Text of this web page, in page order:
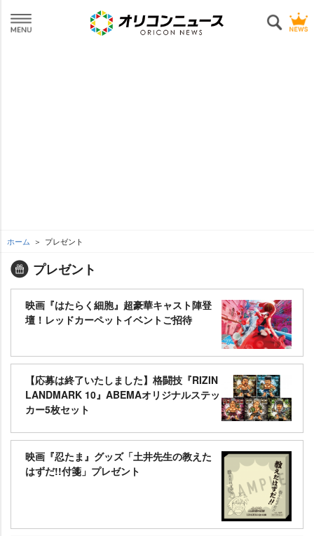
ホーム プレゼント
プレゼント
映画『はたらく細胞』超豪華キャスト陣登
壇！レッドカーペットイベントご招待
【応募は終了いたしました】格闘技『RIZIN
LANDMARK 10』ABEMAオリジナルステッ
カー5枚セット
映画『忍たま』グッズ「土井先生の教えた
はずだ!!付箋」プレゼント